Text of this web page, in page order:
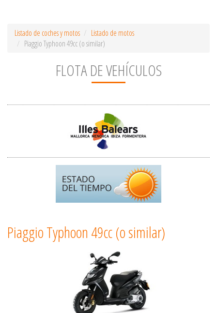
Listado de coches y motos
Listado de motos
Piaggio Typhoon 49cc (o similar)
FLOTA DE VEHÍCULOS
Piaggio Typhoon 49cc (o similar)